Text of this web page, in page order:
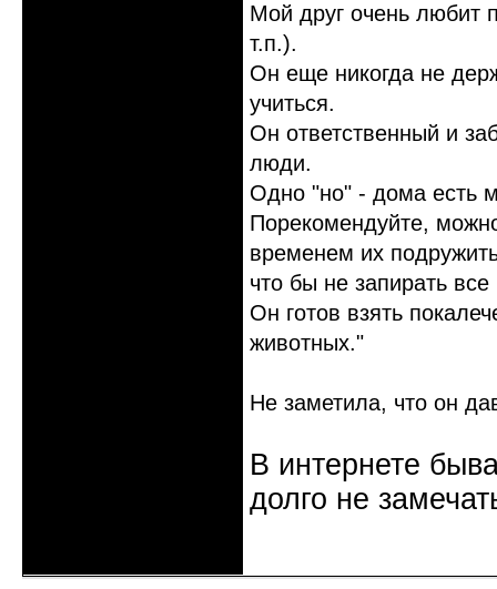
Мой друг очень любит
т.п.).
Он еще никогда не
учиться.
Он ответственный и
люди.
Одно "но" - дома есть
Порекомендуйте,
временем их
что бы не запирать
Он готов взять
животных."
Не заметила, что он
В интернете
долго не